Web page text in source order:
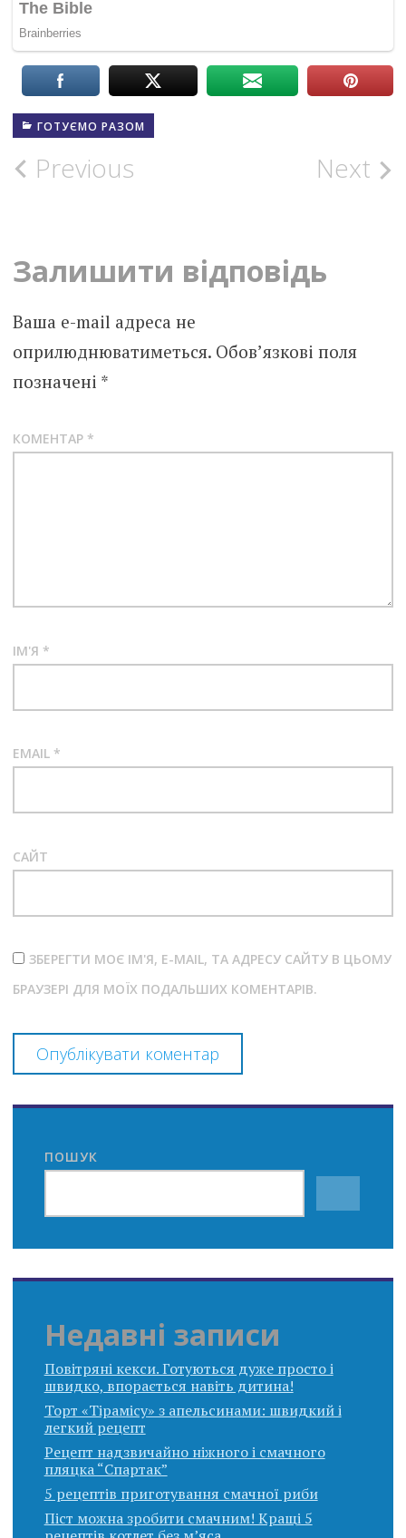
ГОТУЄМО РАЗОМ
Post
Previous Next
Залишити відповідь
Ваша e-mail адреса не
оприлюднюватиметься. Обов’язкові поля
позначені *
КОМЕНТАР *
ІМ'Я *
EMAIL *
САЙТ
ЗБЕРЕГТИ МОЄ ІМ'Я, E-MAIL, ТА АДРЕСУ САЙТУ В ЦЬОМУ
БРАУЗЕРІ ДЛЯ МОЇХ ПОДАЛЬШИХ КОМЕНТАРІВ.
ПОШУК
Недавні записи
Повітряні кекси. Готуються дуже просто і
швидко, впорається навіть дитина!
Торт «Тірамісу» з апельсинами: швидкий і
легкий рецепт
Рецепт надзвичайно ніжного і смачного
пляцка “Спартак”
5 рецептів приготування смачної риби
Піст можна зробити смачним! Кращі 5